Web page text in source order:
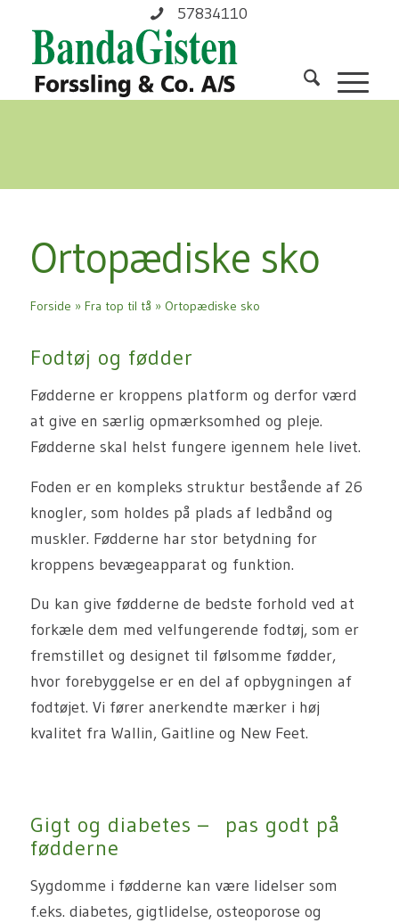
57834110
Ortopædiske sko
Forside » Fra top til tå » Ortopædiske sko
Fodtøj og fødder
Fødderne er kroppens platform og derfor værd
at give en særlig opmærksomhed og pleje.
Fødderne skal helst fungere igennem hele livet.
Foden er en kompleks struktur bestående af 26
knogler, som holdes på plads af ledbånd og
muskler. Fødderne har stor betydning for
kroppens bevægeapparat og funktion.
Du kan give fødderne de bedste forhold ved at
forkæle dem med velfungerende fodtøj, som er
fremstillet og designet til følsomme fødder,
hvor forebyggelse er en del af opbygningen af
fodtøjet. Vi fører anerkendte mærker i høj
kvalitet fra Wallin, Gaitline og New Feet.
Gigt og diabetes – pas godt på
fødderne
Sygdomme i fødderne kan være lidelser som
f.eks. diabetes, gigtlidelse, osteoporose og